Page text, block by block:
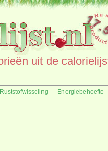
uit de
Ruststofwisseling Energiebehoefte